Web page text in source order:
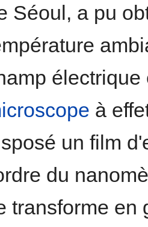
Séoul, a pu
à
un film
du
transforme en